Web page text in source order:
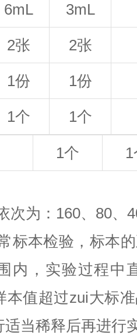
6mL 3mL
2张 2张
1份 1份
1个 1个
1个
次为：160、80、
标本检验，标本
内，实验过程中
本值超过zui大标
适当稀释后再进行